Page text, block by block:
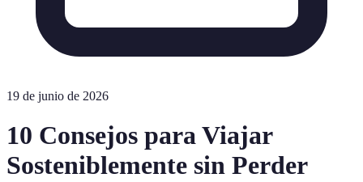
19 de junio de 2026
10 Consejos para Viajar
Sosteniblemente sin Perder